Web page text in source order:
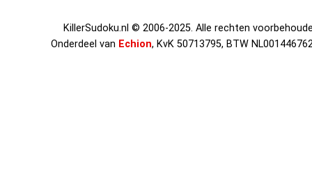
KillerSudoku.nl © 2006-2025. Alle rechten
Onderdeel van Echion, KvK 50713795, BTW